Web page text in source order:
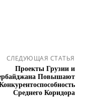
СЛЕДУЮЩАЯ СТАТЬЯ
Проекты Грузии и
Повышают
Среднего Коридора